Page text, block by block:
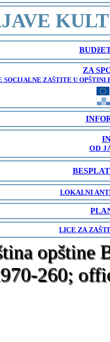
ZA
SOCIJALNE ZAŠTITE U OPŠTINI
OD
LOKALNI
LICE ZA
opštine
260;